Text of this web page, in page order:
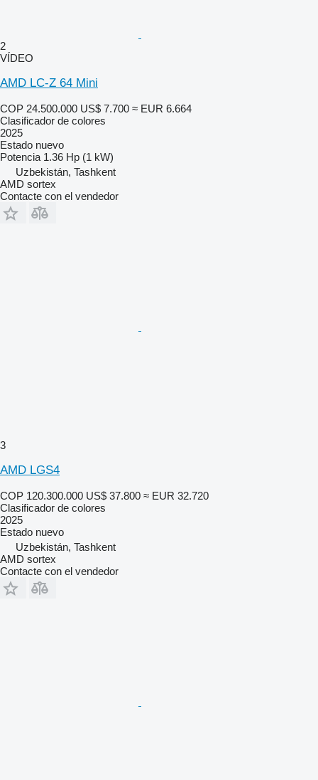
2
VÍDEO
AMD LC-Z 64 Mini
COP 24.500.000 US$ 7.700 ≈ EUR 6.664
Clasificador de colores
2025
Estado nuevo
Potencia 1.36 Hp (1 kW)
Uzbekistán, Tashkent
AMD sortex
Contacte con el vendedor
3
AMD LGS4
COP 120.300.000 US$ 37.800 ≈ EUR 32.720
Clasificador de colores
2025
Estado nuevo
Uzbekistán, Tashkent
AMD sortex
Contacte con el vendedor